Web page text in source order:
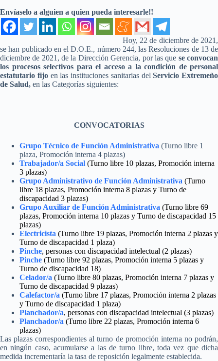
Envíaselo a alguien a quien pueda interesarle!!
Hoy, 22 de diciembre de 2021,
se han publicado en el D.O.E., número 244, las Resoluciones de 13 de
diciembre de 2021, de la Dirección Gerencia, por las que se convocan
los procesos selectivos para el acceso a la condición de personal
estatutario fijoen las instituciones sanitarias delServicio Extremeño
de Salud, en las Categorías siguientes:
CONVOCATORIAS
Grupo Técnico de Función Administrativa (Turno libre 1
plaza, Promoción interna 4 plazas)
Trabajador/a Social (Turno libre 10 plazas, Promoción interna
3 plazas)
Grupo Administrativo de Función Administrativa (Turno
libre 18 plazas, Promoción interna 8 plazas y Turno de
discapacidad 3 plazas)
Grupo Auxiliar de Función Administrativa (Turno libre 69
plazas, Promoción interna 10 plazas y Turno de discapacidad 15
plazas)
Electricista (Turno libre 19 plazas, Promoción interna 2 plazas y
Turno de discapacidad 1 plaza)
Pinche, personas con discapacidad intelectual (2 plazas)
Pinche (Turno libre 92 plazas, Promoción interna 5 plazas y
Turno de discapacidad 18)
Celador/a (Turno libre 80 plazas, Promoción interna 7 plazas y
Turno de discapacidad 9 plazas)
Calefactor/a (Turno libre 17 plazas, Promoción interna 2 plazas
y Turno de discapacidad 1 plaza)
Planchador/a, personas con discapacidad intelectual (3 plazas)
Planchador/a (Turno libre 22 plazas, Promoción interna 6
plazas)
Las plazas correspondientes al turno de promoción interna no podrán,
en ningún caso, acumularse a las de turno libre, toda vez que dicha
medida incrementaría la tasa de reposición legalmente establecida.